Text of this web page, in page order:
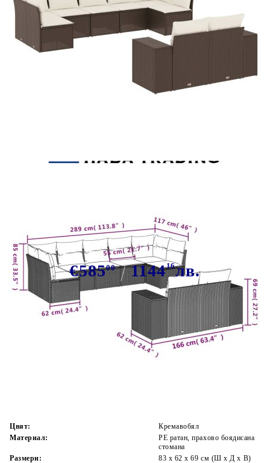
полиратан
€58500 114416лв.
В наличност: 65 бр.
Време за доставка: 5 до 9 дни
Цвят:
Кремавобял
Материал:
PE ратан, прахово боядисана
стомана
Размери:
83 x 62 x 69 см (Ш x Д x В)